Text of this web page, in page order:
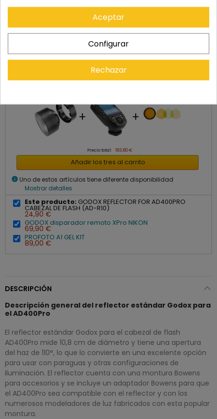
+ +
Precio total: 183,80 €
Añadir los tres al carrito
info Uno de estos artículos tiene diferente disponibilidad
Mostrar detalles
Este producto: GODOX REFLECTOR FOR AD400PRO
CABEZAL DE FLASH (AD-R10)
24,90 €
GODOX disparador remoto XPro NIKON
69,90 €
PROFOTO A1 GEL KIT
89,00 €
DESCRIPCIÓN
Descripción general del reflector estándar Godox para
el AD400Pro
El reflector estándar Godox para el cabezal de flash
AD400Pro mide 10,8 cm de diámetro y tiene una apertura
del haz de 110°, lo que lo convierte en una excelente opción
para usar con paraguas y otras configuraciones de
iluminación. El reflector cuenta con una montura Bowens
para accesorios y se incluye un adaptador Bowens para que
el AD400Pro sea compatible con el reflector y con los
numerosos modeladores de luz fabricados con esta popular
montura.
Aceptar
Configurar
Rechazar